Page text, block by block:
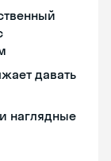
давать
наглядные